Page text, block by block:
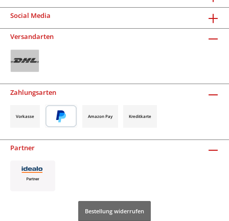
Social Media
Versandarten
Zahlungsarten
Vorkasse Amazon Pay Kreditkarte
Partner
Bestellung widerrufen